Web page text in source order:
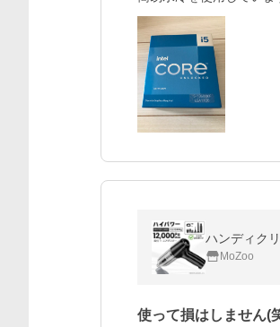
ハンディク
MoZoo
使って損はしません(